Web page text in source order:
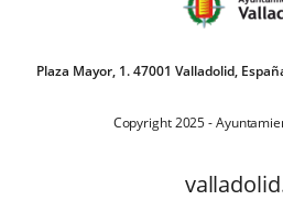
Plaza Mayor, 1. 47001 Valladolid,
Copyright 2025 -